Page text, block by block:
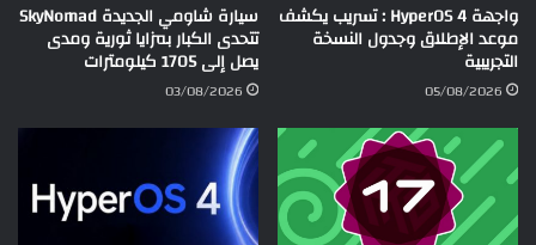
واجهة HyperOS 4 : تسريب يكشف
موعد الإطلاق وجدول النسخة
التجريبية
05/08/2026
سيارة شاومي الجديدة SkyNomad
تتحدى الكبار بمزايا ثورية ومدى
يصل إلى 1705 كيلومترات
03/08/2026